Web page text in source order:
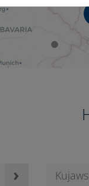
›